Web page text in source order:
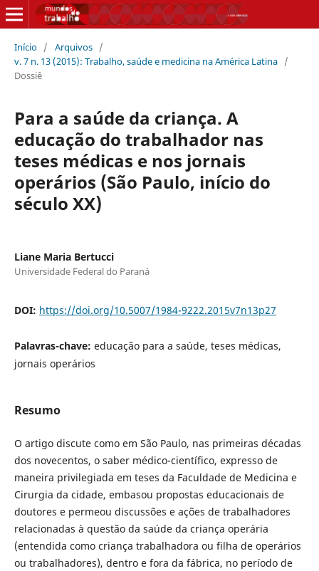
Início / Arquivos /
v. 7 n. 13 (2015): Trabalho, saúde e medicina na América Latina /
Dossiê
Para a saúde da criança. A
educação do trabalhador nas
teses médicas e nos jornais
operários (São Paulo, início do
século XX)
Liane Maria Bertucci
Universidade Federal do Paraná
DOI: https://doi.org/10.5007/1984-9222.2015v7n13p27
Palavras-chave: educação para a saúde, teses médicas,
jornais operários
Resumo
O artigo discute como em São Paulo, nas primeiras décadas
dos novecentos, o saber médico-científico, expresso de
maneira privilegiada em teses da Faculdade de Medicina e
Cirurgia da cidade, embasou propostas educacionais de
doutores e permeou discussões e ações de trabalhadores
relacionadas à questão da saúde da criança operária
(entendida como criança trabalhadora ou filha de operários
ou trabalhadores), dentro e fora da fábrica, no período de